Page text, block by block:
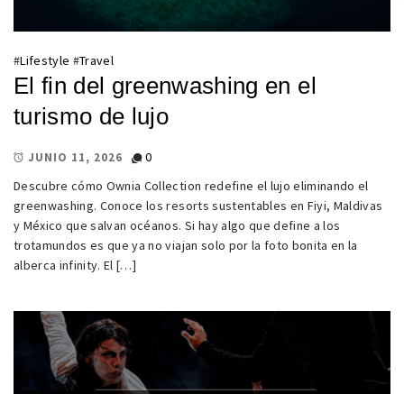
#Lifestyle #Travel
El fin del greenwashing en el
turismo de lujo
JUNIO 11, 2026
0
Descubre cómo Ownia Collection redefine el lujo eliminando el
greenwashing. Conoce los resorts sustentables en Fiyi, Maldivas
y México que salvan océanos. Si hay algo que define a los
trotamundos es que ya no viajan solo por la foto bonita en la
alberca infinity. El […]